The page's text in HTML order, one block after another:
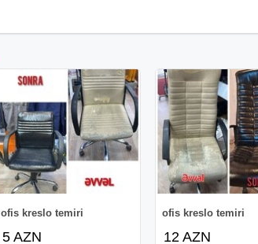
ofis kreslo temiri
5 AZN
ofis kreslo temiri
12 AZN